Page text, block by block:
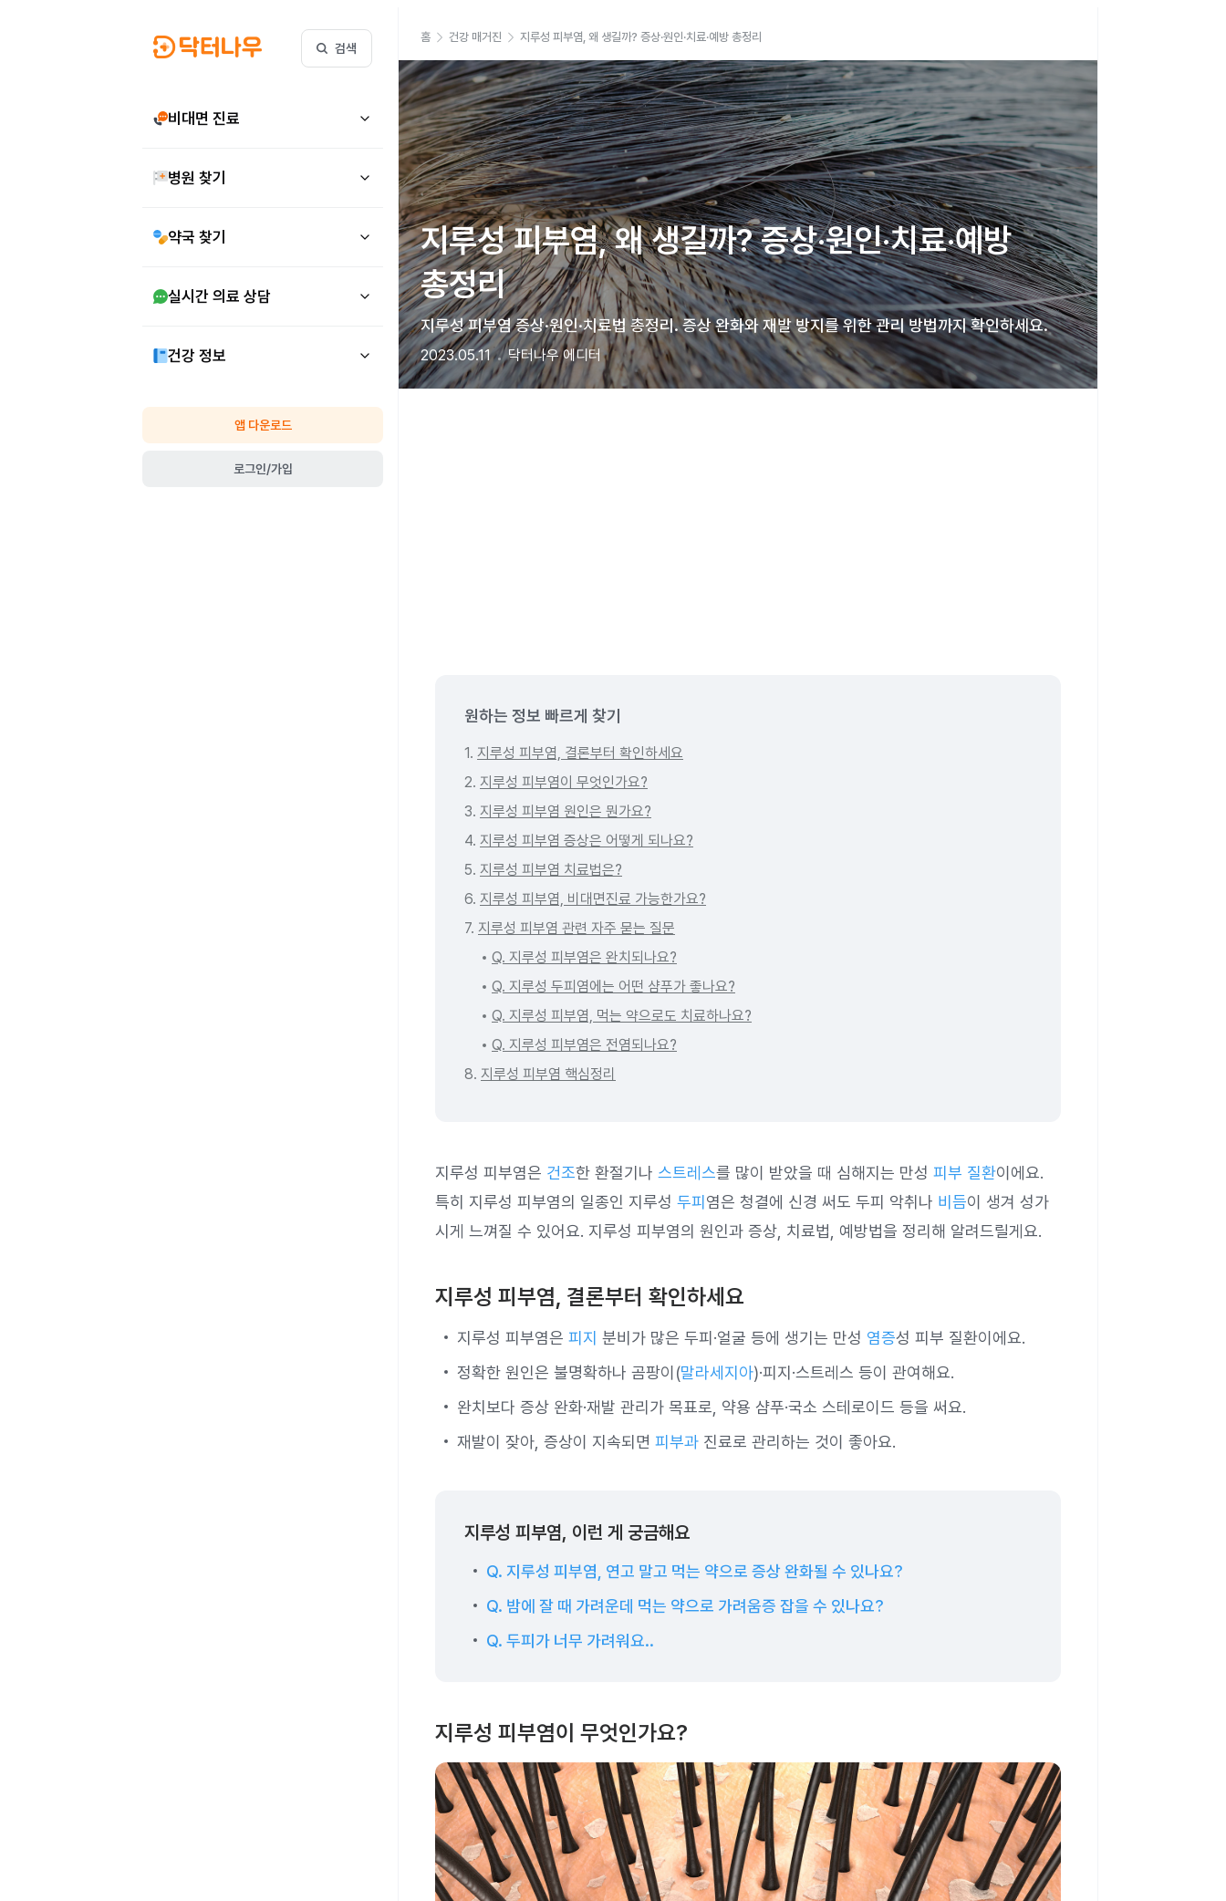
검색
비대면 진료
병원 찾기
약국 찾기
실시간 의료 상담
건강 정보
앱 다운로드
로그인/가입
홈 건강 매거진 지루성 피부염, 왜 생길까? 증상·원인·치료·예방 총정리
지루성 피부염, 왜 생길까? 증상·원인·치료·예방
총정리
지루성 피부염 증상·원인·치료법 총정리. 증상 완화와 재발 방지를 위한 관리 방법까지 확인하세요.
2023.05.11 닥터나우 에디터
원하는 정보 빠르게 찾기
1. 지루성 피부염, 결론부터 확인하세요
2. 지루성 피부염이 무엇인가요?
3. 지루성 피부염 원인은 뭔가요?
4. 지루성 피부염 증상은 어떻게 되나요?
5. 지루성 피부염 치료법은?
6. 지루성 피부염, 비대면진료 가능한가요?
7. 지루성 피부염 관련 자주 묻는 질문
Q. 지루성 피부염은 완치되나요?
Q. 지루성 두피염에는 어떤 샴푸가 좋나요?
Q. 지루성 피부염, 먹는 약으로도 치료하나요?
Q. 지루성 피부염은 전염되나요?
8. 지루성 피부염 핵심정리
지루성 피부염은 건조한 환절기나 스트레스를 많이 받았을 때 심해지는 만성 피부 질환이에요.
특히 지루성 피부염의 일종인 지루성 두피 염은 청결에 신경 써도 두피 악취나 비듬이 생겨 성가
시게 느껴질 수 있어요. 지루성 피부염의 원인과 증상, 치료법, 예방법을 정리해 알려드릴게요.
지루성 피부염, 결론부터 확인하세요
지루성 피부염은 피지 분비가 많은 두피·얼굴 등에 생기는 만성 염증성 피부 질환이에요.
정확한 원인은 불명확하나 곰팡이(말라세지아)·피지·스트레스 등이 관여해요.
완치보다 증상 완화·재발 관리가 목표로, 약용 샴푸·국소 스테로이드 등을 써요.
재발이 잦아, 증상이 지속되면 피부과 진료로 관리하는 것이 좋아요.
지루성 피부염, 이런 게 궁금해요
Q. 지루성 피부염, 연고 말고 먹는 약으로 증상 완화될 수 있나요?
Q. 밤에 잘 때 가려운데 먹는 약으로 가려움증 잡을 수 있나요?
Q. 두피가 너무 가려워요..
지루성 피부염이 무엇인가요?